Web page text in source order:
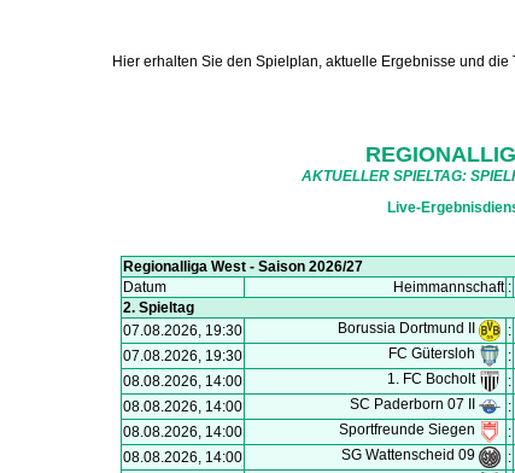
Hier erhalten Sie den Spielplan, aktuelle Ergebnisse und
AKTUELLER SPIELTAG:
Live-